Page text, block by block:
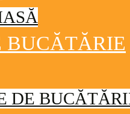
BUCĂTĂRIE
DE